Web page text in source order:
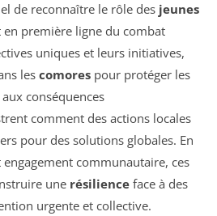
de reconnaître le rôle des jeunes
en première ligne du combat
uniques et leurs initiatives,
les comores pour protéger les
conséquences
comment des actions locales
pour des solutions globales. En
communautaire, ces
une résilience face à des
urgente et collective.